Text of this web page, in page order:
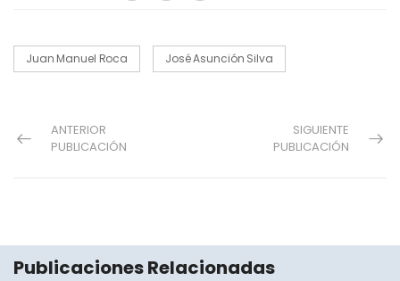
Juan Manuel Roca José Asunción Silva
ANTERIOR
PUBLICACIÓN
SIGUIENTE
PUBLICACIÓN
Publicaciones Relacionadas